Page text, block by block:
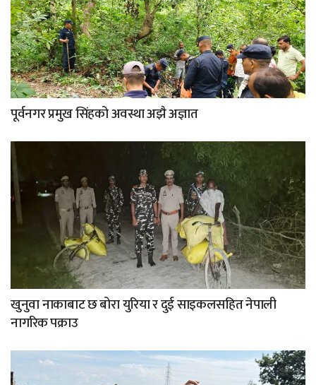
पूर्वनगर प्रमुख सिंहको अवस्था अझै अज्ञात
खुनुवा नाकाबाट छ बोरा युरिया र दुई साइकलसहित नेपाली
नागरिक पक्राउ